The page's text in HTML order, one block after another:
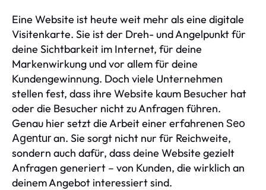
Eine Website ist heute weit mehr als eine digitale
Visitenkarte. Sie ist der Dreh- und Angelpunkt für
deine Sichtbarkeit im Internet, für deine
Markenwirkung und vor allem für deine
Kundengewinnung. Doch viele Unternehmen
stellen fest, dass ihre Website kaum Besucher hat
oder die Besucher nicht zu Anfragen führen.
Genau hier setzt die Arbeit einer erfahrenen Seo
Agenturan. Sie sorgt nicht nur für Reichweite,
sondern auch dafür, dass deine Website gezielt
Anfragen generiert – von Kunden, die wirklich an
deinem Angebot interessiert sind.